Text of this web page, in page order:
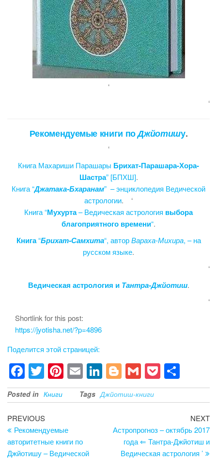
‘
‘
Рекомендуемые книги поДжйотишу.
‘
Книга Махариши Парашары Брихат-Парашара-Хора-
Шастра” [БПХШ].
Книга “Джатака-Бхаранам” – энциклопедия Ведической
астрологии. ‘
Книга “Мухурта– Ведическая астрология выбора
благоприятного времени“.
Книга“Брихат-Самхита“, авторВараха-Михира, – на
русском языке.
‘
Ведическая астрология и Тантра-Джйотиш.
‘
Shortlink for this post:
https://jyotisha.net/?p=4896
Поделится этой страницей:
F
a
c
e
b
o
T
wi
tt
er
Pi
nt
er
st
E
m
ail
Li
n
k
dI
Bl
o
g
er
G
m
ail
P
o
ck
h
ar
Posted in Книги Tags Джйотиш-книги
Post
navigation
Previous
Post
PREVIOUS
Рекомендуемые
авторитетные книги по
Джйотишу – Ведической
NEXT
Астропрогноз – октябрь 2017
года ⇐ Тантра-Джйотиш и
Ведическая астрология ’